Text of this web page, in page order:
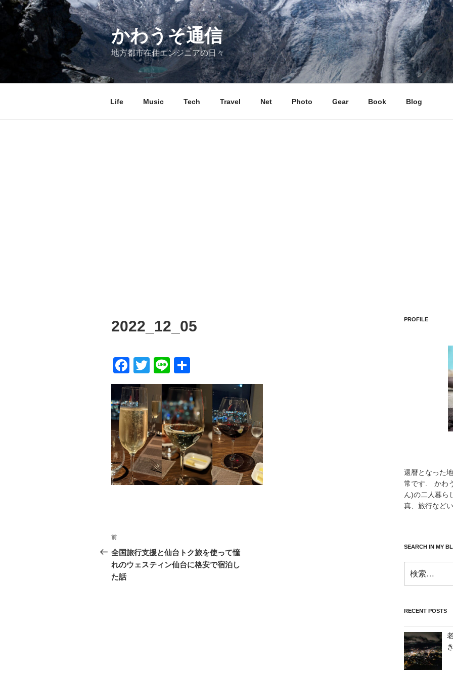
コ
かわうそ通信
地方都市在住エンジニアの日々
Life Music Tech Travel Net Photo Gear Book Blog
2022_12_05
F
a
c
e
b
o
o
k
T
wi
tt
er
Li
n
e
有
投
稿
ナ
前
の
投
稿
前
全国旅行支援と仙台トク旅を使って憧
れのウェスティン仙台に格安で宿泊し
た話
PROFILE
還暦となった
常です. かわ
ん)の二人暮ら
真、旅行など
SEARCH IN MY
索:
RECENT POSTS